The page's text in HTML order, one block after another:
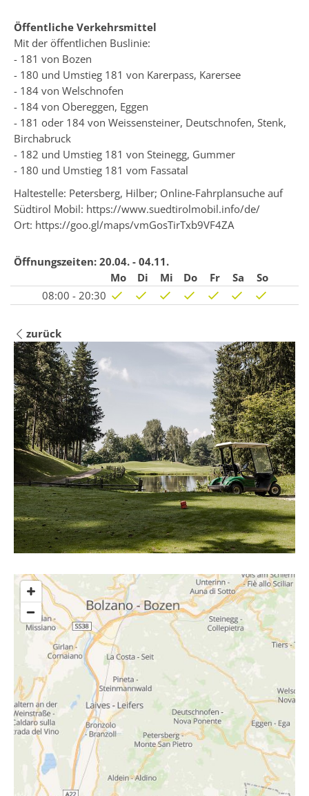
Öffentliche Verkehrsmittel
Mit der öffentlichen Buslinie:
- 181 von Bozen
- 180 und Umstieg 181 von Karerpass, Karersee
- 184 von Welschnofen
- 184 von Obereggen, Eggen
- 181 oder 184 von Weissensteiner, Deutschnofen, Stenk,
Birchabruck
- 182 und Umstieg 181 von Steinegg, Gummer
- 180 und Umstieg 181 vom Fassatal
Haltestelle: Petersberg, Hilber; Online-Fahrplansuche auf
Südtirol Mobil: https://www.suedtirolmobil.info/de/
Ort: https://goo.gl/maps/vmGosTirTxb9VF4ZA
Öffnungszeiten: 20.04. - 04.11.
Mo
Di Mi Do Fr Sa
So
08:00 - 20:30
zurück